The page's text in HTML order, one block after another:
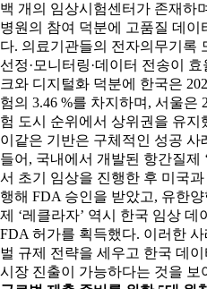
백 개의 임상시험센터가 존재하
병원의 참여 덕분에 고품질 데이
다. 의료기관들의 전자의무기록
선정·모니터링·데이터 전송이
크와 디지털화 덕분에 한국은
험의 3.46 %를 차지하며, 서울은
험 도시 순위에서 상위권을 유지
이같은 기반은 구체적인 성공 사
들어, 국내에서 개발된 항간질제
서 초기 임상을 진행한 후 미국
행해 FDA 승인을 받았고, 유한
제 ‘레클라자’ 역시 한국 임상 데
FDA 허가를 획득했다. 이러한
벌 규제 전략을 세우고 한국 데
시장 진출이 가능하다는 것을 보